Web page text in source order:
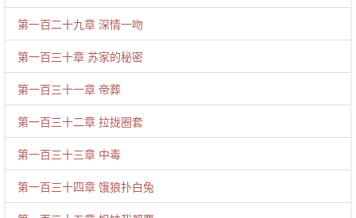
第一百二十九章 深情一吻
第一百三十章 苏家的秘密
第一百三十一章 帝葬
第一百三十二章 拉拢圈套
第一百三十三章 中毒
第一百三十四章 饿狼扑白兔